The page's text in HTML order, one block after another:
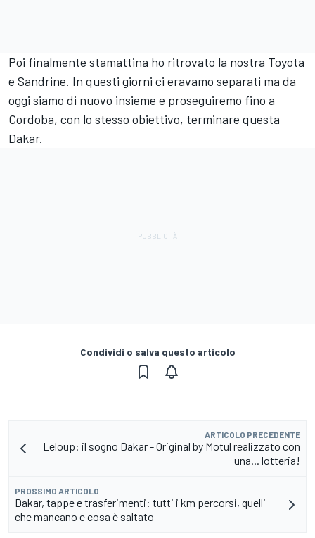
Poi finalmente stamattina ho ritrovato la nostra Toyota
e Sandrine. In questi giorni ci eravamo separati ma da
oggi siamo di nuovo insieme e proseguiremo fino a
Cordoba, con lo stesso obiettivo, terminare questa
Dakar.
Condividi o salva questo articolo
ARTICOLO PRECEDENTE
Leloup: il sogno Dakar - Original by Motul realizzato con
una... lotteria!
PROSSIMO ARTICOLO
Dakar, tappe e trasferimenti: tutti i km percorsi, quelli
che mancano e cosa è saltato